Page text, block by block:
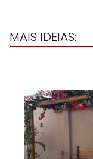
MAIS IDEIAS: